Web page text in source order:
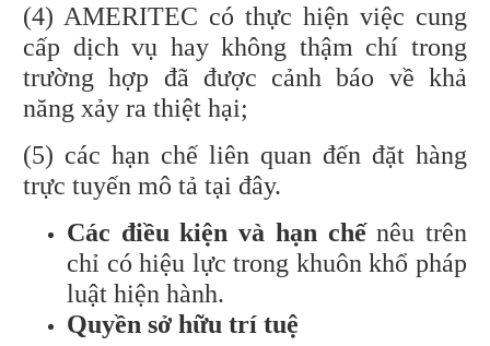
(4) AMERITEC có thực hiện việc cung
cấp dịch vụ hay không thậm chí trong
trường hợp đã được cảnh báo về khả
năng xảy ra thiệt hại;
(5) các hạn chế liên quan đến đặt hàng
trực tuyến mô tả tại đây.
Các điều kiện và hạn chếnêu trên
chỉ có hiệu lực trong khuôn khổ pháp
luật hiện hành.
Quyền sở hữu trí tuệ